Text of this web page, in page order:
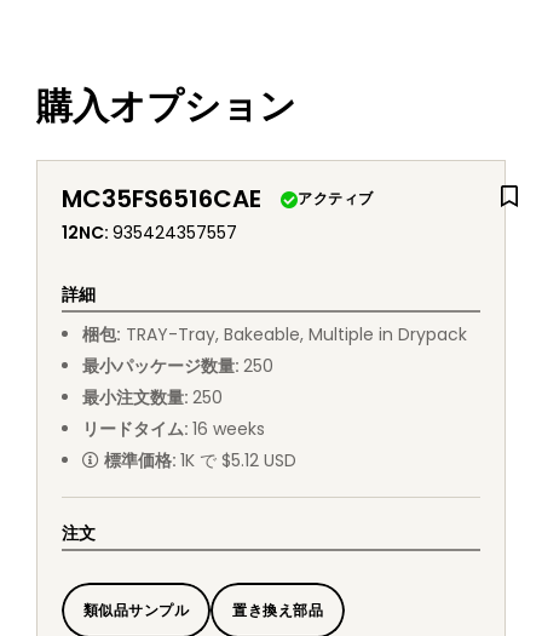
購入オプション
MC35FS6516CAE アクティブ
12NC: 935424357557
詳細
梱包: TRAY-Tray, Bakeable, Multiple in Drypack
最小パッケージ数量: 250
最小注文数量: 250
リードタイム: 16 weeks
標準価格: 1K で $5.12 USD
注文
類似品サンプル 置き換え部品